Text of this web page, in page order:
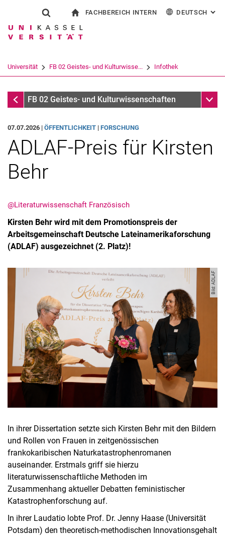
Springe direkt zu: Inhalt
Springe direkt zu: Suche
Springe direkt zu:
Suchformular
Suchbegriff
Suchen (öffnet externen Link in einem
FACHBEREICH INTERN DEUTSCH :
Universität FB 02 Geistes- und Kulturwisse... Infothek
InfothekFB 02 Geistes- und Kulturwissenschaften
07.07.2026 | ÖFFENTLICHKEIT | FORSCHUNG
ADLAF-Preis für Kirsten
Behr
@Literaturwissenschaft Französisch
Kirsten Behr wird mit dem Promotionspreis der
Arbeitsgemeinschaft Deutsche Lateinamerikaforschung
(ADLAF) ausgezeichnet (2. Platz)!
Bild: ADLAF
In ihrer Dissertation setzte sich Kirsten Behr mit den Bildern
und Rollen von Frauen in zeitgenössischen
frankokaribischen Naturkatastrophenromanen
auseinander. Erstmals griff sie hierzu
literaturwissenschaftliche Methoden im
Zusammenhang aktueller Debatten feministischer
Katastrophenforschung auf.
In ihrer Laudatio lobte Prof. Dr. Jenny Haase (Universität
Potsdam) den theoretisch-methodischen Innovationsgehalt